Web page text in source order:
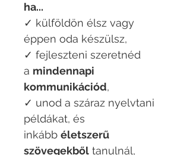
ha...
✓ külföldön élsz vagy
éppen oda készülsz,
✓ fejleszteni szeretnéd
a mindennapi
kommunikációd,
✓ unod a száraz nyelvtani
példákat, és
inkább életszerű
szövegekből tanulnál,